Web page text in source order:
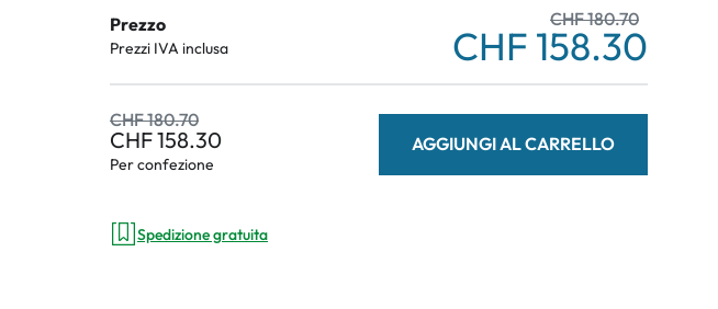
Prezzo
Prezzi IVA inclusa
CHF 180.70
CHF 158.30
CHF 180.70
CHF 158.30
Per confezione
AGGIUNGI AL CARRELLO
Spedizione gratuita